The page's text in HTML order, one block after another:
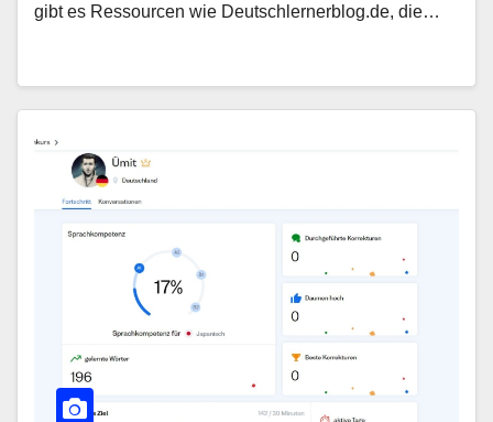
gibt es Ressourcen wie Deutschlernerblog.de, die…